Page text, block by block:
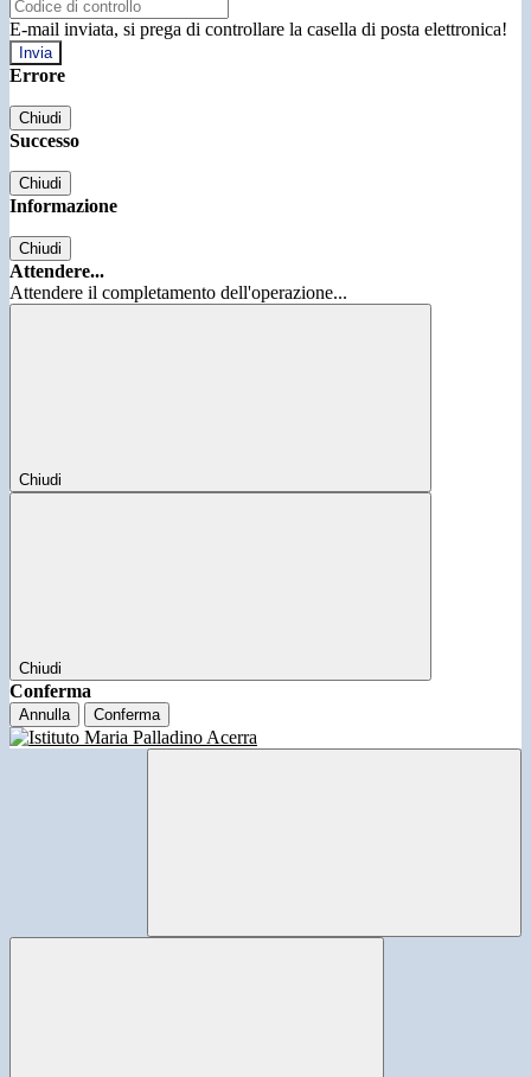
E-mail inviata, si prega di controllare la casella di posta elettronica!
Errore
Chiudi
Successo
Chiudi
Informazione
Chiudi
Attendere...
Attendere il completamento dell'operazione...
Chiudi
Chiudi
Conferma
Annulla Conferma